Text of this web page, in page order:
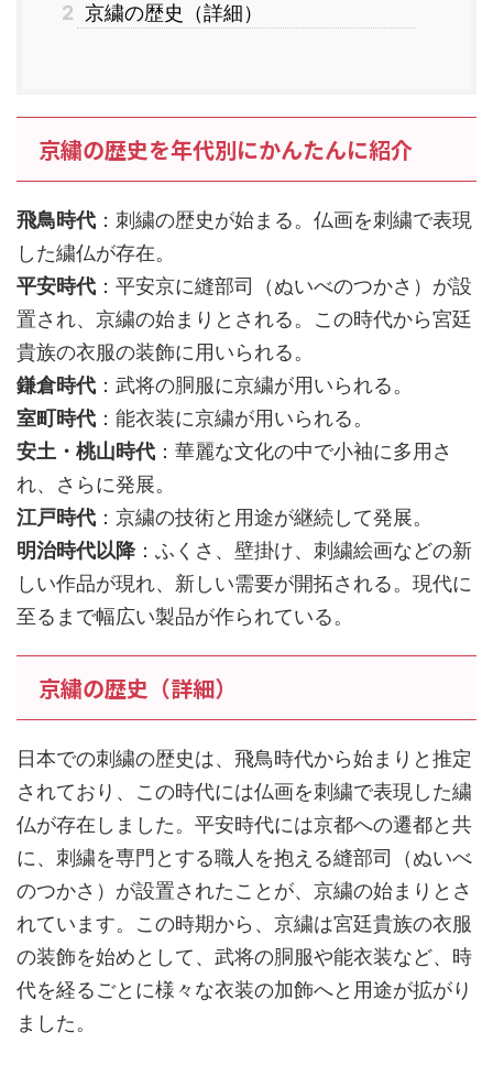
2 京繍の歴史（詳細）
京繍の歴史を年代別にかんたんに紹介
飛鳥時代 ：刺繍の歴史が始まる。仏画を刺繍で表現
した繍仏が存在。
平安時代 ：平安京に縫部司（ぬいべのつかさ）が設
置され、京繍の始まりとされる。この時代から宮廷
貴族の衣服の装飾に用いられる。
鎌倉時代 ：武将の胴服に京繍が用いられる。
室町時代 ：能衣装に京繍が用いられる。
安土・桃山時代 ：華麗な文化の中で小袖に多用さ
れ、さらに発展。
江戸時代 ：京繍の技術と用途が継続して発展。
明治時代以降：ふくさ、壁掛け、刺繍絵画などの新
しい作品が現れ、新しい需要が開拓される。現代に
至るまで幅広い製品が作られている。
京繍の歴史（詳細）
日本での刺繍の歴史は、飛鳥時代から始まりと推定
されており、この時代には仏画を刺繍で表現した繍
仏が存在しました。平安時代には京都への遷都と共
に、刺繍を専門とする職人を抱える縫部司（ぬいべ
のつかさ）が設置されたことが、京繍の始まりとさ
れています。この時期から、京繍は宮廷貴族の衣服
の装飾を始めとして、武将の胴服や能衣装など、時
代を経るごとに様々な衣装の加飾へと用途が拡がり
ました。